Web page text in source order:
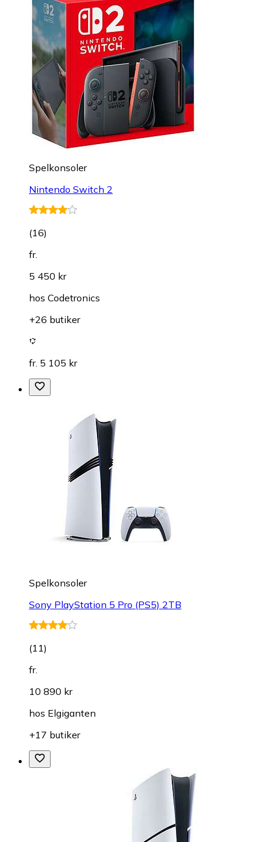
Spelkonsoler
Nintendo Switch 2
(16)
fr.
5 450 kr
hos Codetronics
+26 butiker
fr. 5 105 kr
Spelkonsoler
Sony PlayStation 5 Pro (PS5) 2TB
(11)
fr.
10 890 kr
hos Elgiganten
+17 butiker